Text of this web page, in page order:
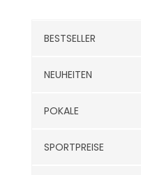
BESTSELLER
NEUHEITEN
POKALE
SPORTPREISE